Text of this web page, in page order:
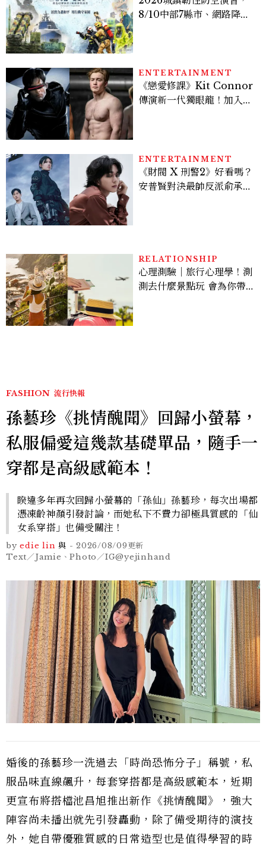
8/10中部7縣市、網路降速
ENTERTAINMENT
《戀愛修課》Kit Connor
傳演新一代獨眼龍！加入新
ENTERTAINMENT
《財閥 X 刑警2》好看嗎？
安普賢對決最帥反派俞承
RELATIONSHIP
心理測驗｜旅行心理學！測
測去什麼景點玩 會為你帶來
FASHION 流行快報
孫藝珍《挑情醜聞》回歸小螢幕，
私服偏愛這幾款基礎單品，隨手一
穿都是高級感範本！
睽違多年再次回歸小螢幕的「孫仙」孫藝珍，每次出場都
憑凍齡神顏引發討論，而她私下不費力卻極具質感的「仙
女系穿搭」也備受關注！
by edie lin 與 - 2026/08/09更新
Text／Jamie、Photo／IG@yejinhand
婚後的孫藝珍一洗過去「時尚恐怖分子」稱號，私
服品味直線飆升，每套穿搭都是高級感範本，近期
更宣布將搭檔池昌旭推出新作《挑情醜聞》，強大
陣容尚未播出就先引發轟動，除了備受期待的演技
外，她自帶優雅質感的日常造型也是值得學習的時